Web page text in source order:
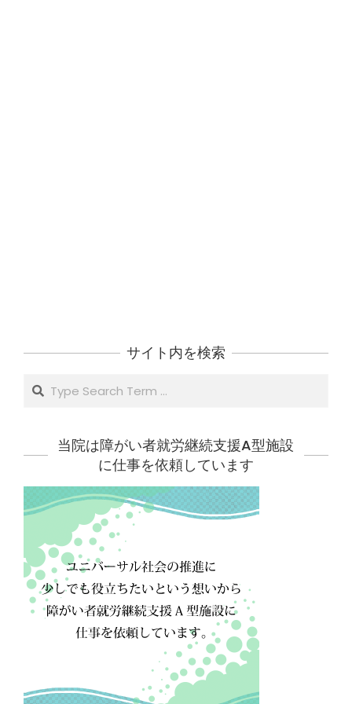
サイト内を検索
Search
当院は障がい者就労継続支援A型施設
に仕事を依頼しています